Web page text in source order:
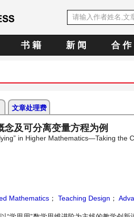
书 籍 新 闻 合 作
文章处理费
及可分离变量方程为例
in Higher Mathematics—Taking the
Mathematics ； Teaching Design ；